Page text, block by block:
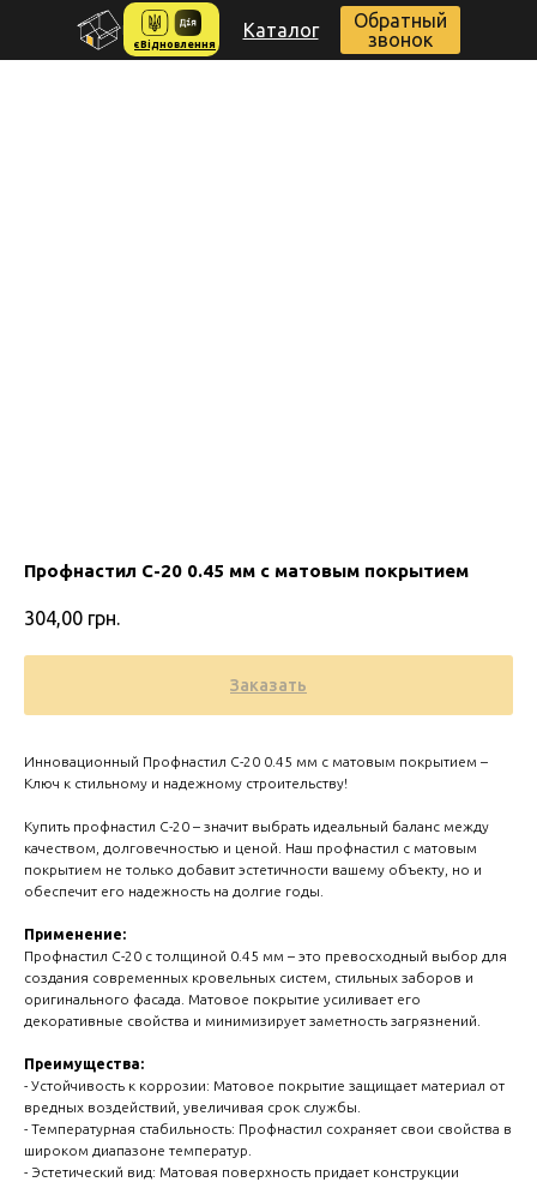
Zero
Каталог
create your
block from
Обратный
звонок
єВідновлення
Профнастил С-20 0.45 мм с матовым покрытием
304,00 грн.
Заказать
Инновационный Профнастил С-20 0.45 мм с матовым покрытием –
Ключ к стильному и надежному строительству!
Купить профнастил С-20 – значит выбрать идеальный баланс между
качеством, долговечностью и ценой. Наш профнастил с матовым
покрытием не только добавит эстетичности вашему объекту, но и
обеспечит его надежность на долгие годы.
Применение:
Профнастил С-20 с толщиной 0.45 мм – это превосходный выбор для
создания современных кровельных систем, стильных заборов и
оригинального фасада. Матовое покрытие усиливает его
декоративные свойства и минимизирует заметность загрязнений.
Преимущества:
- Устойчивость к коррозии: Матовое покрытие защищает материал от
вредных воздействий, увеличивая срок службы.
- Температурная стабильность: Профнастил сохраняет свои свойства в
широком диапазоне температур.
- Эстетический вид: Матовая поверхность придает конструкции